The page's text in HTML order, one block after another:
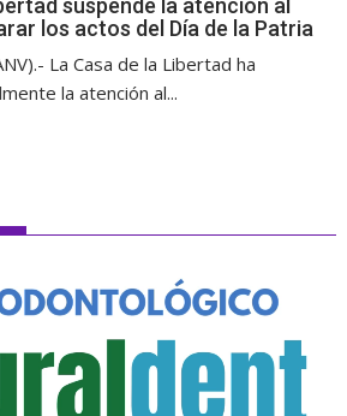
suspende la atención al
los actos del Día de la Patria
La Casa de la Libertad ha
la atención al...